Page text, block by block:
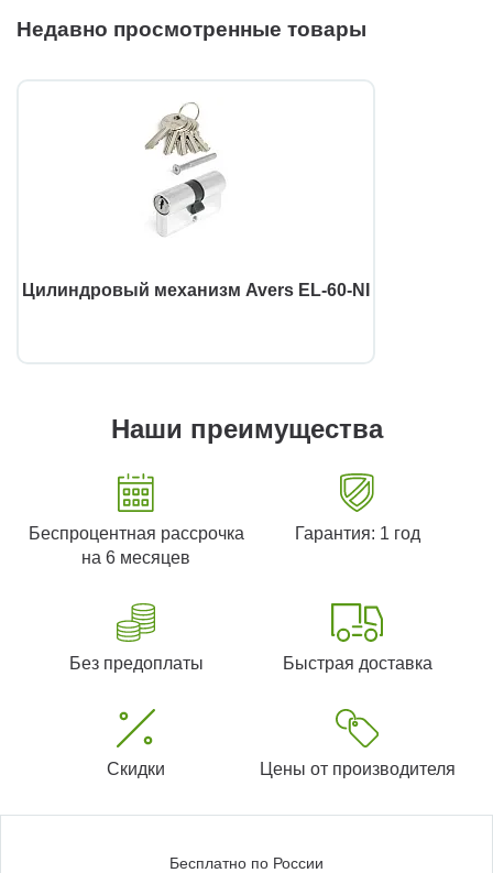
Недавно просмотренные товары
Цилиндровый механизм Avers EL-60-NI
Наши преимущества
Беспроцентная рассрочка
на 6 месяцев
Гарантия: 1 год
Без предоплаты Быстрая доставка
Скидки Цены от производителя
Бесплатно по России